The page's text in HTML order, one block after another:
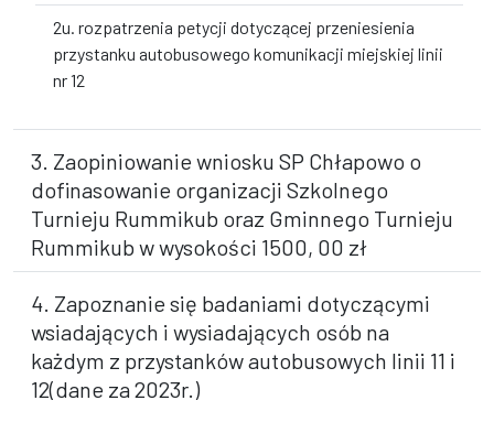
2u. rozpatrzenia petycji dotyczącej przeniesienia
przystanku autobusowego komunikacji miejskiej linii
nr 12
3. Zaopiniowanie wniosku SP Chłapowo o
dofinasowanie organizacji Szkolnego
Turnieju Rummikub oraz Gminnego Turnieju
Rummikub w wysokości 1500, 00 zł
4. Zapoznanie się badaniami dotyczącymi
wsiadających i wysiadających osób na
każdym z przystanków autobusowych linii 11 i
12(dane za 2023r.)